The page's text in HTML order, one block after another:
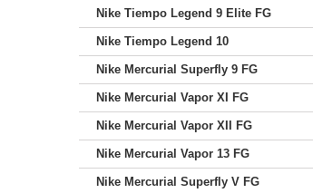
Nike Tiempo Legend 9 Elite FG
Nike Tiempo Legend 10
Nike Mercurial Superfly 9 FG
Nike Mercurial Vapor XI FG
Nike Mercurial Vapor XII FG
Nike Mercurial Vapor 13 FG
Nike Mercurial Superfly V FG